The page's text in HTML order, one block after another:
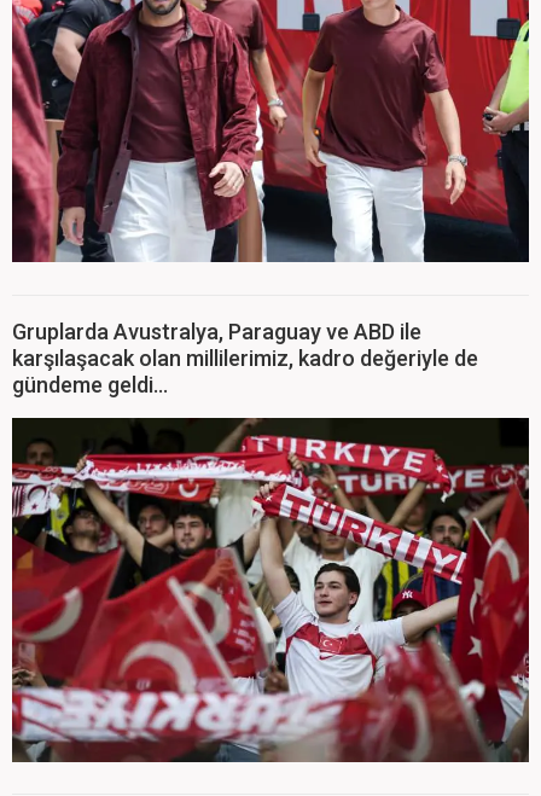
Gruplarda Avustralya, Paraguay ve ABD ile
karşılaşacak olan millilerimiz, kadro değeriyle de
gündeme geldi...